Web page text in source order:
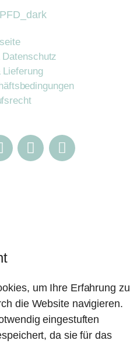
Lieferung
um Ihre Erfahrung zu
die Website navigieren.
eingestuften
da sie für das